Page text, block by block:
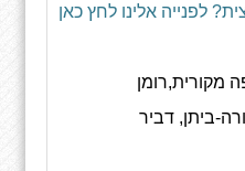
לפנייה אלינו לחץ כאן
מקורית,רומן
ביתן, דביר